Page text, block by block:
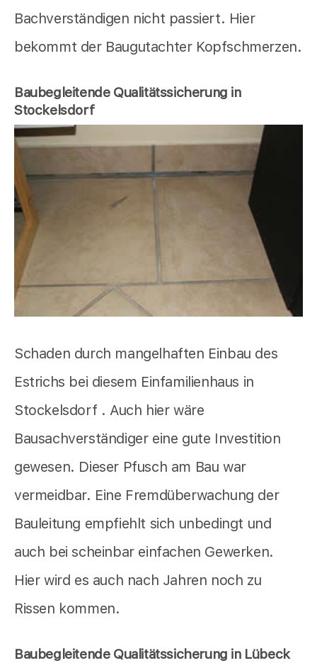
Bachverständigen nicht passiert. Hier
bekommt der Baugutachter Kopfschmerzen.
Baubegleitende Qualitätssicherung in
Stockelsdorf
Schaden durch mangelhaften Einbau des
Estrichs bei diesem Einfamilienhaus in
Stockelsdorf . Auch hier wäre
Bausachverständiger eine gute Investition
gewesen. Dieser Pfusch am Bau war
vermeidbar. Eine Fremdüberwachung der
Bauleitung empfiehlt sich unbedingt und
auch bei scheinbar einfachen Gewerken.
Hier wird es auch nach Jahren noch zu
Rissen kommen.
Baubegleitende Qualitätssicherung in Lübeck